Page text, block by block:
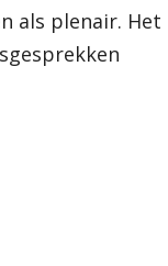
als plenair. Het